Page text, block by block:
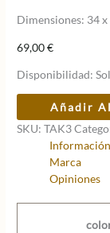
Dimensiones: 34 x
69,00€
Disponibilidad:
SLANG
TAK3
cantidad
Añadir
SKU:TAK3
Marca
Opiniones